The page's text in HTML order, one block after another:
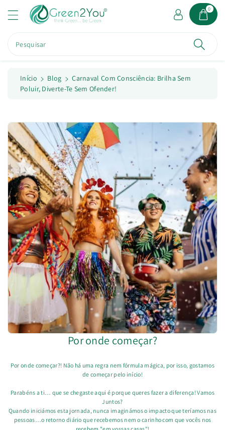
o
n
Pesquisar
0
Início Blog
Carnaval Com Consciência: Brilha Sem
Poluir, Diverte-Te Sem Ofender!
Por onde começar?
Por onde começar?! Não há uma regra nem fórmula mágica, por isso, gostamos
de começar pelo início!
Parabéns a ti… que se chegaste aqui é porque queres fazer a diferença! Vamos
Juntos?
Quando iniciámos esta jornada, nunca imaginámos o impacto que teríamos nas
pessoas…o retorno diário que recebemos nem o carinho com que vocês nos